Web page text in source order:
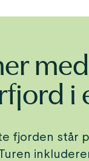
fjorden står